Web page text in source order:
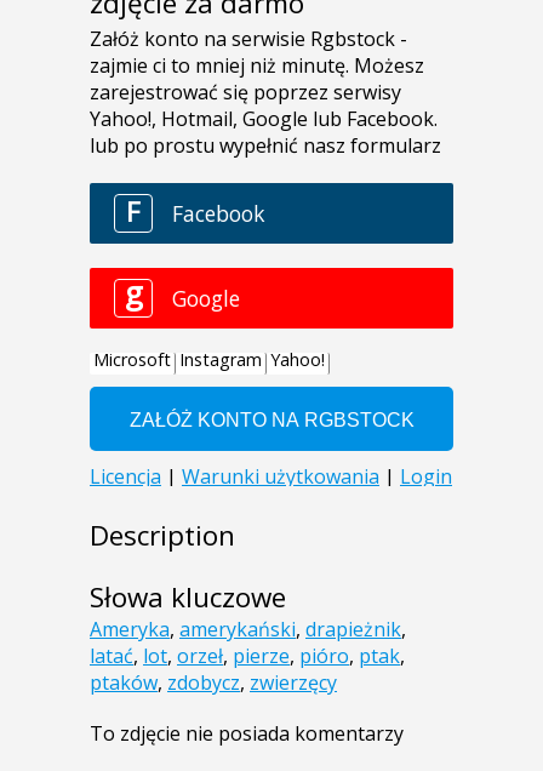
Description
Słowa kluczowe
Ameryka, amerykański, drapieżnik,
latać, lot, orzeł, pierze, pióro, ptak,
ptaków, zdobycz, zwierzęcy
To zdjęcie nie posiada komentarzy